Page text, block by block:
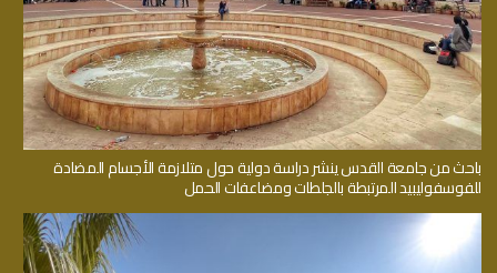
باحث من جامعة القدس ينشر دراسة دولية حول متلازمة الأجسام المضادة
للفوسفوليبيد المرتبطة بالجلطات ومضاعفات الحمل